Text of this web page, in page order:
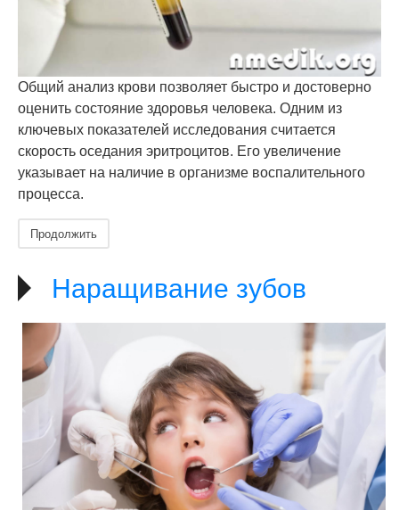
Общий анализ крови позволяет быстро и достоверно
оценить состояние здоровья человека. Одним из
ключевых показателей исследования считается
скорость оседания эритроцитов. Его увеличение
указывает на наличие в организме воспалительного
процесса.
Продолжить
Наращивание зубов